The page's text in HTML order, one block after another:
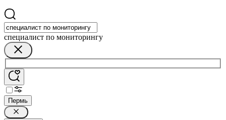
специалист по мониторингу
Пермь